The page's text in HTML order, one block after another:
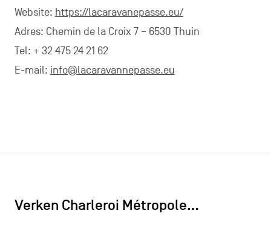
Website: https://lacaravanepasse.eu/
Adres: Chemin de la Croix 7 – 6530 Thuin
Tel: + 32 475 24 21 62
E-mail: info@lacaravannepasse.eu
Verken Charleroi Métropole…